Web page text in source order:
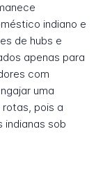
indiano e
de hubs e
apenas para
com
uma
pois a
indianas sob